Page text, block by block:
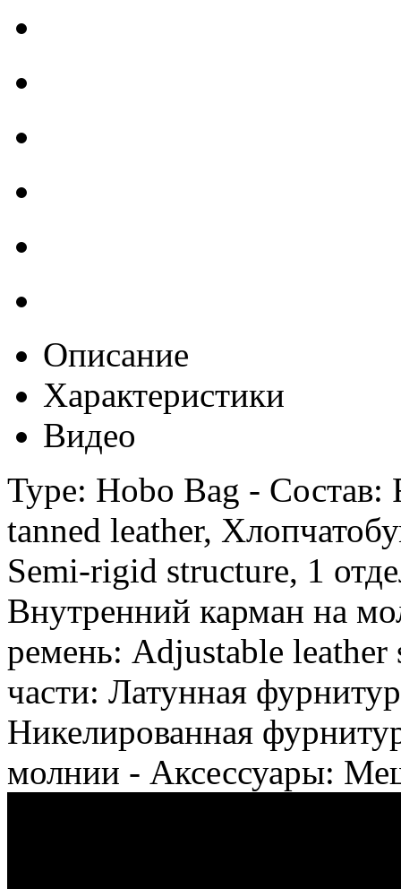
Описание
Характеристики
Видео
Type: Hobo Bag - Состав:
tanned leather,
Semi-rigid structure, 1
Внутренний карман на
ремень: Adjustable
части: Латунная
Никелированная
молнии - Аксессуары: